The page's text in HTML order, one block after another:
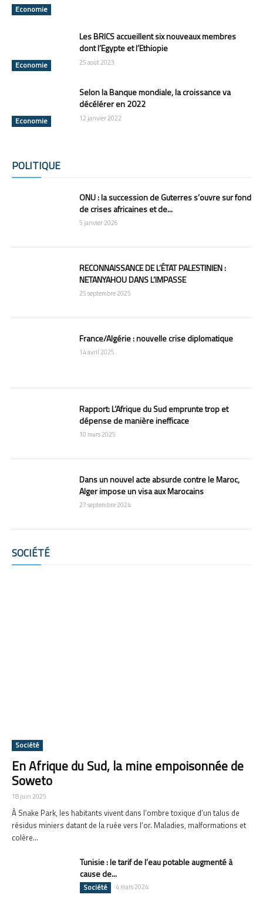
Economie
Economie
Les BRICS accueillent six nouveaux membres
dont l’Egypte et l’Ethiopie
25 août 2023
Economie
Selon la Banque mondiale, la croissance va
décélérer en 2022
12 janvier 2022
POLITIQUE
Tous
ONU : la succession de Guterres s’ouvre sur fond
de crises africaines et de...
5 janvier 2026
RECONNAISSANCE DE L’ÉTAT PALESTINIEN :
NETANYAHOU DANS L’IMPASSE
25 septembre 2025
France/Algérie : nouvelle crise diplomatique
14 avril 2025
Rapport: L’Afrique du Sud emprunte trop et
dépense de manière inefficace
10 mars 2025
Dans un nouvel acte absurde contre le Maroc,
Alger impose un visa aux Marocains
27 septembre 2024
SOCIÉTÉ
Tous
Société
En Afrique du Sud, la mine empoisonnée de
Soweto
18 juin 2025
À Snake Park, les habitants vivent dans l’ombre toxique d’un talus de
résidus miniers datant de la ruée vers l’or. Maladies, malformations et
colère...
Tunisie : le tarif de l’eau potable augmenté à
cause de...
Société 4 mars 2024